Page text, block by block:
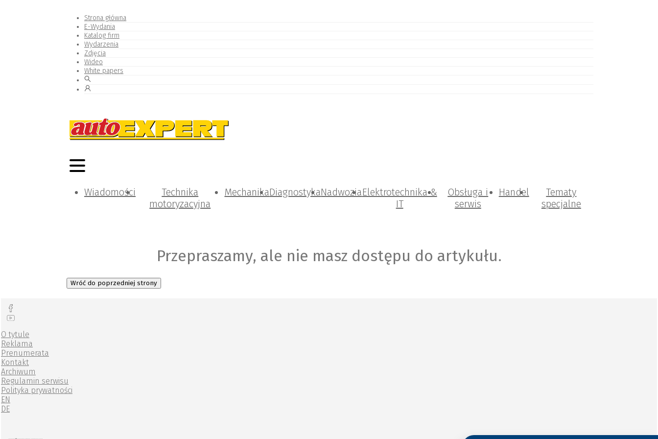
Strona główna
E-Wydania
Katalog firm
Wydarzenia
Zdjęcia
Wideo
White papers
Wiadomości
Technika
motoryzacyjna
MechanikaDiagnostykaNadwoziaElektrotechnika &
IT
Obsługa i
serwis
Handel
Tematy
specjalne
Przepraszamy, ale nie masz dostępu do artykułu.
Wróć do poprzedniej strony
O tytule
Reklama
Prenumerata
Kontakt
Archiwum
Regulamin serwisu
Polityka prywatności
EN
DE